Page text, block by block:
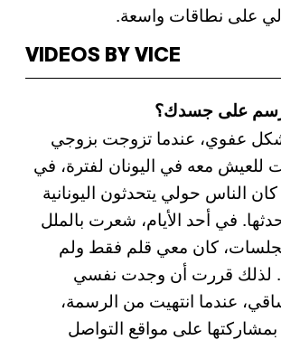
على نطاقات واسعة.
VIDEOS BY VICE
على جسدك؟
عفوي، عندما تزوجت بزوجي
للعيش معه في اليونان لفترة، في
الناس حولي يتحدثون اليونانية
في أحد الأيام، شعرت بالملل
كان معي قلم فقط ولم
لذلك قررت أن وجدت نفسي
عندما انتهيت من الرسمة،
على مواقع التواصل